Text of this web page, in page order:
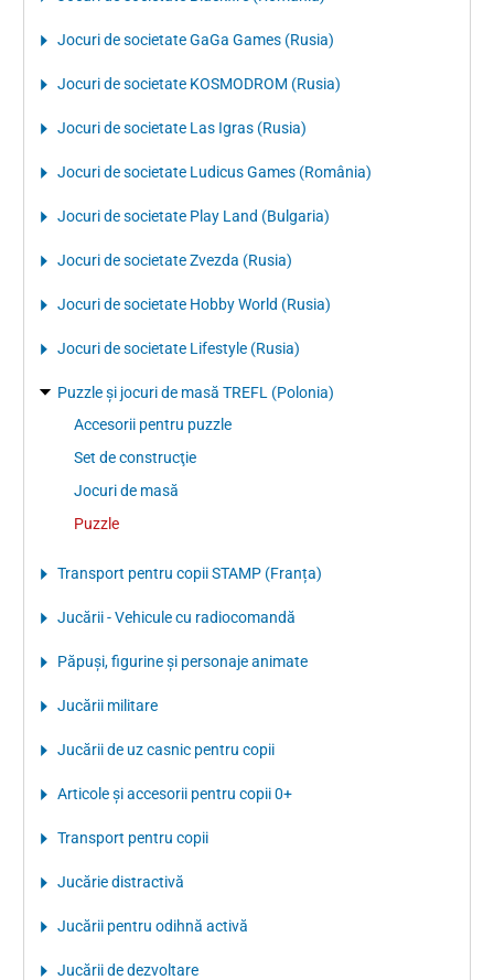
Jocuri de societate GaGa Games (Rusia)
Jocuri de societate KOSMODROM (Rusia)
Jocuri de societate Las Igras (Rusia)
Jocuri de societate Ludicus Games (România)
Jocuri de societate Play Land (Bulgaria)
Jocuri de societate Zvezda (Rusia)
Jocuri de societate Hobby World (Rusia)
Jocuri de societate Lifestyle (Rusia)
Puzzle şi jocuri de masă TREFL (Polonia)
Accesorii pentru puzzle
Set de construcţie
Jocuri de masă
Puzzle
Transport pentru copii STAMP (Franța)
Jucării - Vehicule cu radiocomandă
Păpuşi, figurine şi personaje animate
Jucării militare
Jucării de uz casnic pentru copii
Articole şi accesorii pentru copii 0+
Transport pentru copii
Jucărie distractivă
Jucării pentru odihnă activă
Jucării de dezvoltare